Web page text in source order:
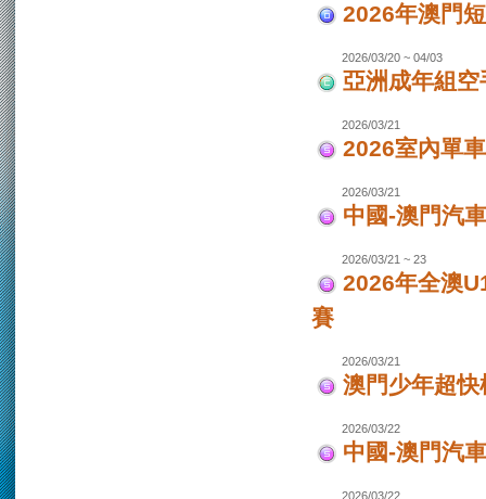
2026年澳門
2026/03/20 ~ 04/03
亞洲成年組
2026/03/21
2026室內單
2026/03/21
中國-澳門汽
2026/03/21 ~ 23
2026年全澳
賽
2026/03/21
澳門少年超快
2026/03/22
中國-澳門汽
2026/03/22